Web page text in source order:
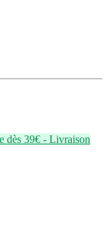
dès 39€ - Livraison